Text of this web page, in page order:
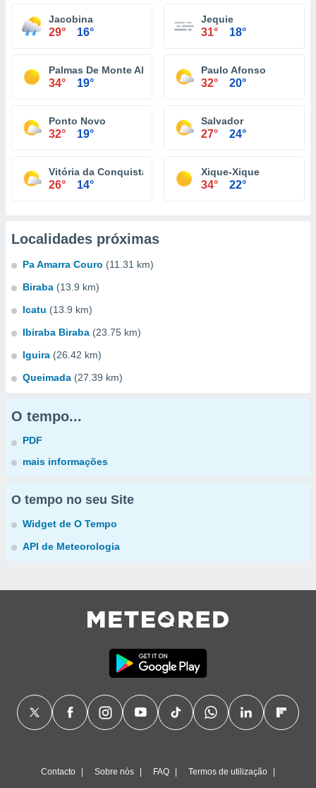
Jacobina
29° 16°
Jequie
31° 18°
Palmas De Monte Alto
34° 19°
Paulo Afonso
32° 20°
Ponto Novo
32° 19°
Salvador
27° 24°
Vitória da Conquista
26° 14°
Xique-Xique
34° 22°
Localidades próximas
Pa Amarra Couro (11.31 km)
Biraba (13.9 km)
Icatu (13.9 km)
Ibiraba Biraba (23.75 km)
Iguira (26.42 km)
Queimada (27.39 km)
O tempo...
PDF
mais informações
O tempo no seu Site
Widget de O Tempo
API de Meteorologia
Contacto Sobre nós FAQ Termos de utilização